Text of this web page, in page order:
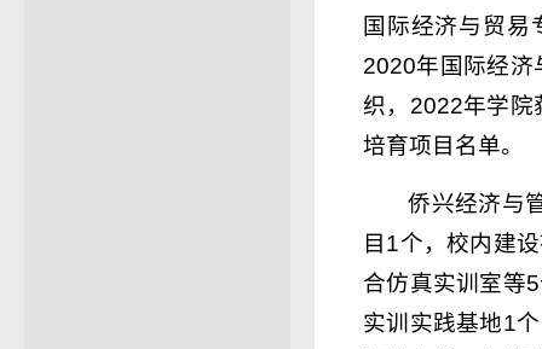
国际经济与贸易
2020年国际经济
织，2022年学院
培育项目名单。
侨兴经济与
目1个，校内建
合仿真实训室等
实训实践基地1